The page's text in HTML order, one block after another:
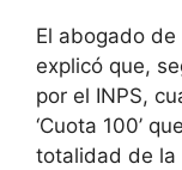
El abogado
explicó que,
por el INPS,
‘Cuota 100’
totalidad de la